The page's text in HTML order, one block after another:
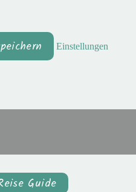
Einstellungen
Guide